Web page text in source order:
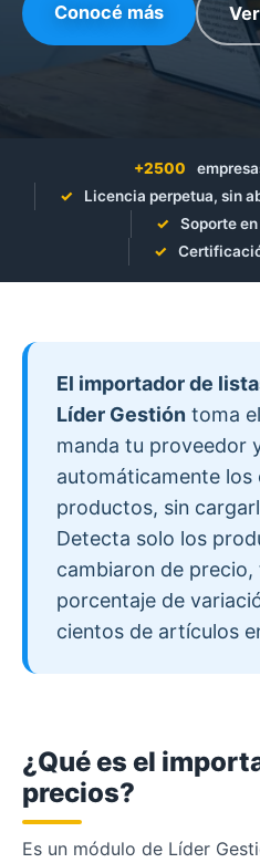
Conocé más
+2500
✓
Licencia perpetua, sin
✓
Soporte
✓
El importador de
Líder Gestión toma
manda tu proveedor
automáticamente
productos, sin
Detecta solo los
cambiaron de precio,
porcentaje de
cientos de artículos
¿Qué es el
precios?
Es un módulo de Líder